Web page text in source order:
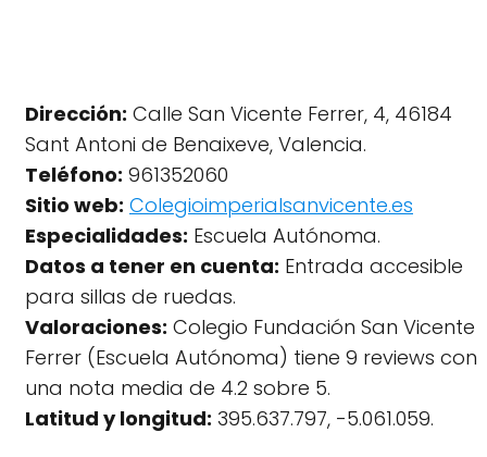
Dirección: Calle San Vicente Ferrer, 4, 46184
Sant Antoni de Benaixeve, Valencia.
Teléfono: 961352060
Sitio web: Colegioimperialsanvicente.es
Especialidades: Escuela Autónoma.
Datos a tener en cuenta: Entrada accesible
para sillas de ruedas.
Valoraciones: Colegio Fundación San Vicente
Ferrer (Escuela Autónoma) tiene 9 reviews con
una nota media de 4.2 sobre 5.
Latitud y longitud: 395.637.797, -5.061.059.